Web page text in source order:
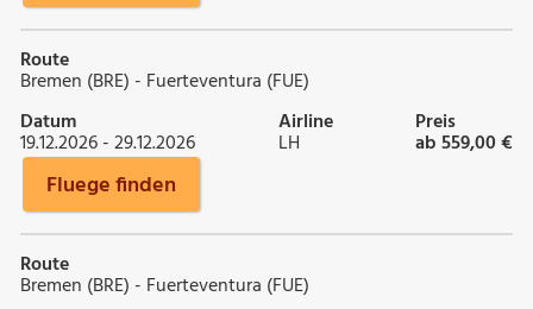
Route
Bremen (BRE) - Fuerteventura (FUE)
Datum
19.12.2026 - 29.12.2026
Airline
LH
Preis
ab 559,00 €
Fluege finden
Route
Bremen (BRE) - Fuerteventura (FUE)